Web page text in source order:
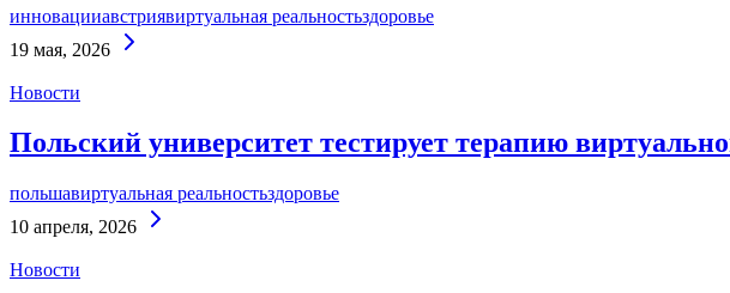
инновацииавстриявиртуальная реальностьздоровье
19 мая, 2026
Новости
Польский университет тестирует терапию
польшавиртуальная реальностьздоровье
10 апреля, 2026
Новости